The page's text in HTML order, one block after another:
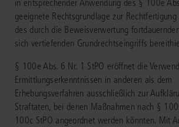
in entsprechender Anwendung des § 100e
geeignete Rechtsgrundlage zur
des durch die Beweisverwertung
sich vertiefenden Grundrechtseingriffs
§ 100e Abs. 6 Nr. 1 StPO eröffnet die
Ermittlungserkenntnissen in anderen als dem
Erhebungsverfahren ausschließlich zur
Straftaten, bei denen Maßnahmen nach §
100c StPO angeordnet werden könnten. Mit